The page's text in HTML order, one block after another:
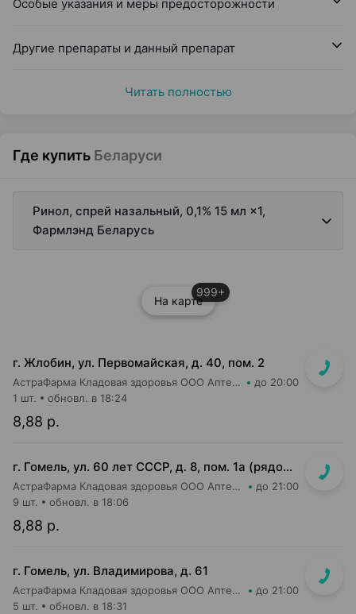
Особые указания и меры предосторожности
Другие препараты и данный препарат
Читать полностью
Где купить Беларуси
Ринол, спрей назальный, 0,1% 15 мл ×1,
Фармлэнд Беларусь
На карте
999+
г. Жлобин, ул. Первомайская, д. 40, пом. 2
АстраФарма Кладовая здоровья ООО Аптека №15 до 20:00
8,88 р.
1 шт. обновл. в 18:24
г. Гомель, ул. 60 лет СССР, д. 8, пом. 1а (рядом с м-ом Евроопт)
АстраФарма Кладовая здоровья ООО Аптека №13 до 21:00
8,88 р.
9 шт. обновл. в 18:06
г. Гомель, ул. Владимирова, д. 61
АстраФарма Кладовая здоровья ООО Аптека №2 до 21:00
5 шт. обновл. в 18:31